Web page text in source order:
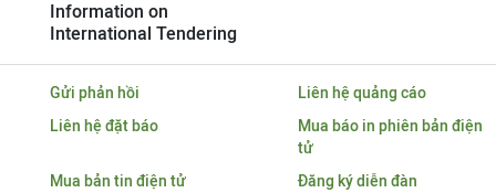
Information on
International Tendering
Gửi phản hồi
Liên hệ quảng cáo
Liên hệ đặt báo
Mua báo in phiên bản điện
tử
Mua bản tin điện tử
Đăng ký diễn đàn